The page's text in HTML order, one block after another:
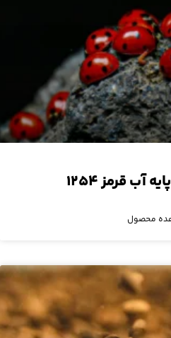
آب قرمز ۱۲۵۴
محصول